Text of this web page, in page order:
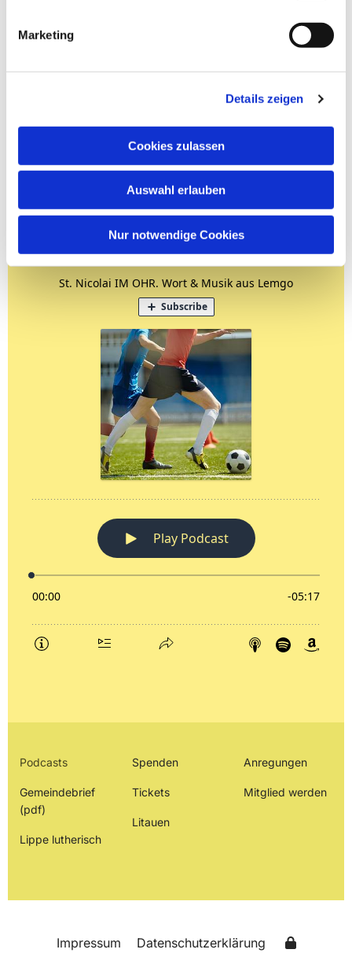
Marketing
Details zeigen
Cookies zulassen
Auswahl erlauben
Nur notwendige Cookies
Podcasts
Gemeindebrief
(pdf)
Lippe lutherisch
Spenden
Tickets
Litauen
Anregungen
Mitglied werden
Impressum Datenschutzerklärung